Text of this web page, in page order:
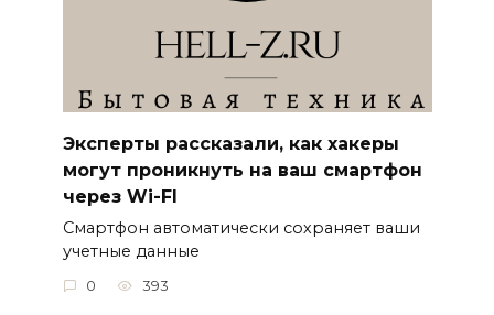
Эксперты рассказали, как хакеры
могут проникнуть на ваш смартфон
через Wi-FI
Смартфон автоматически сохраняет ваши
учетные данные
0 393